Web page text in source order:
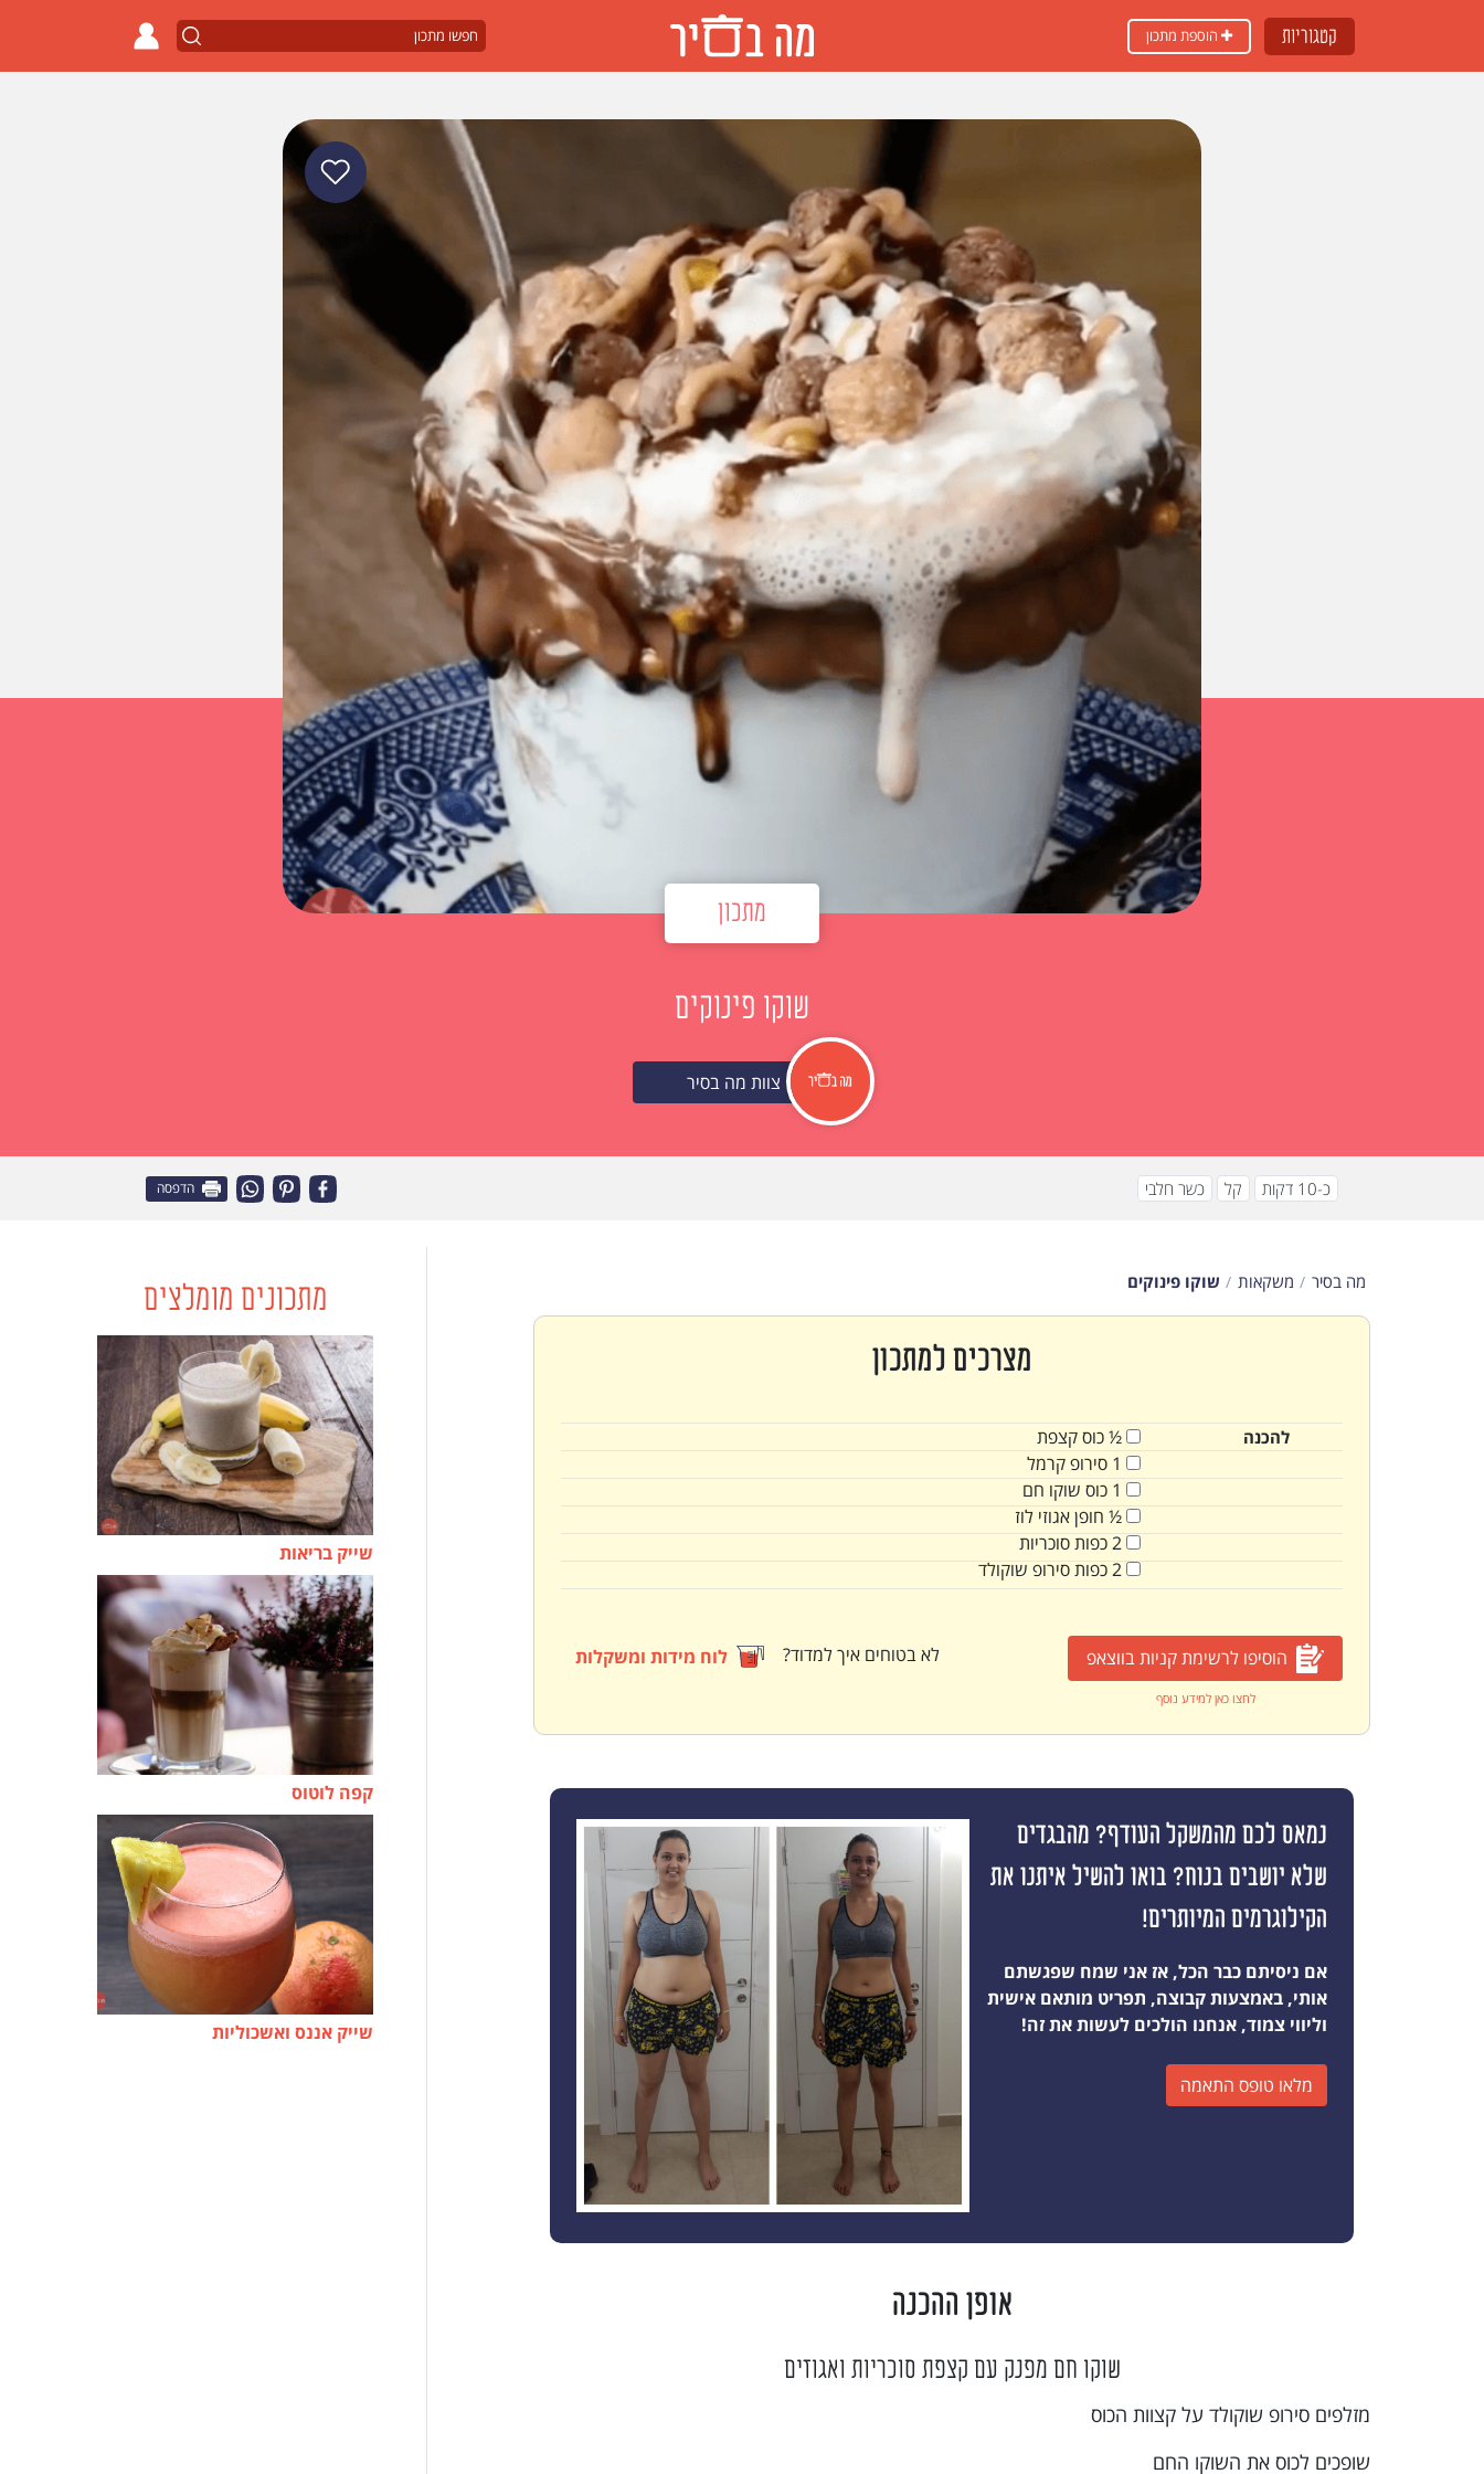
קטגוריות
מתכון
שוקו פינוקים
צוות מה בסיר
כ-10 דקות קל כשר חלבי הדפסה
מה בסיר משקאות שוקו פינוקים
מצרכים למתכון
להכנה ½כוסקצפת
1 סירופ קרמל
1 כוס שוקו חם
½ חופןאגוזי לוז
2כפותסוכריות
2כפותסירופ שוקולד
הוסיפו לרשימת קניות בווצאפ
לחצו כאן למידע נוסף
לא בטוחים איך למדוד? לוח מידות ומשקלות
נמאס לכם מהמשקל העודף? מהבגדים
שלא יושבים בנוח? בואו להשיל איתנו את
הקילוגרמים המיותרים!
אם ניסיתם כבר הכל, אז אני שמח שפגשתם
אותי, באמצעות קבוצה, תפריט מותאם אישית
וליווי צמוד, אנחנו הולכים לעשות את זה!
מלאו טופס התאמה
אופן ההכנה
שוקו חם מפנק עם קצפת סוכריות ואגוזים
מזלפים סירופ שוקולד על קצוות הכוס
שופכים לכוס את השוקו החם
מתכונים מומלצים
שייק בריאות
קפה לוטוס
שייק אננס ואשכוליות